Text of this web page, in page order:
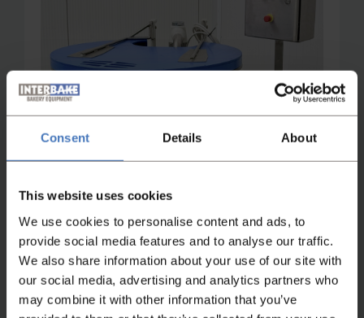
Consent Details About
This website uses cookies
We use cookies to personalise content and ads, to
provide social media features and to analyse our traffic.
We also share information about your use of our site with
our social media, advertising and analytics partners who
may combine it with other information that you’ve
Nicht das Passende gefunden?